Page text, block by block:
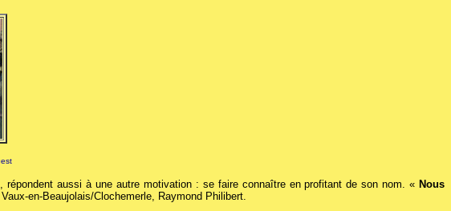
aussi à une autre motivation : se faire connaître en profitant de son nom. « Nous
en-Beaujolais/Clochemerle, Raymond Philibert.